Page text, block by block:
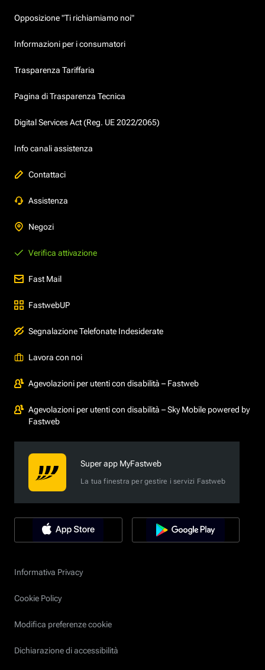
Opposizione "Ti richiamiamo noi"
Informazioni per i consumatori
Trasparenza Tariffaria
Pagina di Trasparenza Tecnica
Digital Services Act (Reg. UE 2022/2065)
Info canali assistenza
Contattaci
Assistenza
Negozi
Verifica attivazione
Fast Mail
FastwebUP
Segnalazione Telefonate Indesiderate
Lavora con noi
Agevolazioni per utenti con disabilità – Fastweb
Agevolazioni per utenti con disabilità – Sky Mobile powered by
Fastweb
Super app MyFastweb
La tua finestra per gestire i servizi Fastweb
Informativa Privacy
Cookie Policy
Modifica preferenze cookie
Dichiarazione di accessibilità